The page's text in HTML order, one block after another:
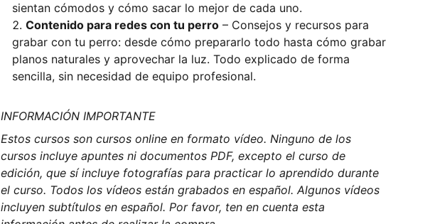
sientan cómodos y cómo sacar lo mejor de cada uno.
Contenido para redes con tu perro – Consejos y recursos para
grabar con tu perro: desde cómo prepararlo todo hasta cómo grabar
planos naturales y aprovechar la luz. Todo explicado de forma
sencilla, sin necesidad de equipo profesional.
INFORMACIÓN IMPORTANTE
Estos cursos son cursos online en formato vídeo. Ninguno de los
cursos incluye apuntes ni documentos PDF, excepto el curso de
edición, que sí incluye fotografías para practicar lo aprendido durante
el curso. Todos los vídeos están grabados en español. Algunos vídeos
incluyen subtítulos en español. Por favor, ten en cuenta esta